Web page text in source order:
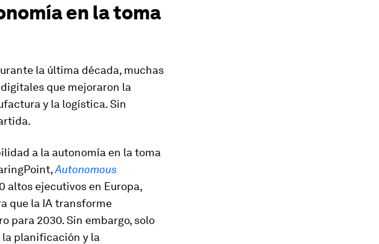
en la toma
la última década, muchas
que mejoraron la
y la logística. Sin
a la autonomía en la toma
Autonomous
altos ejecutivos en Europa,
que la IA transforme
para 2030. Sin embargo, solo
planificación y la